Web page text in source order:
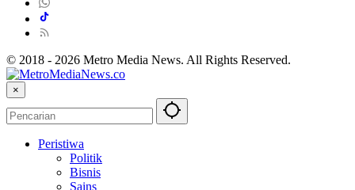
© 2018 - 2026 Metro Media News. All Rights Reserved.
×
Peristiwa
Politik
Bisnis
Sains